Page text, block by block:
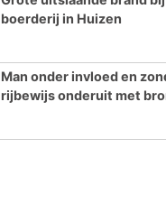
boerderij in Huizen
Man onder invloed en
rijbewijs onderuit met